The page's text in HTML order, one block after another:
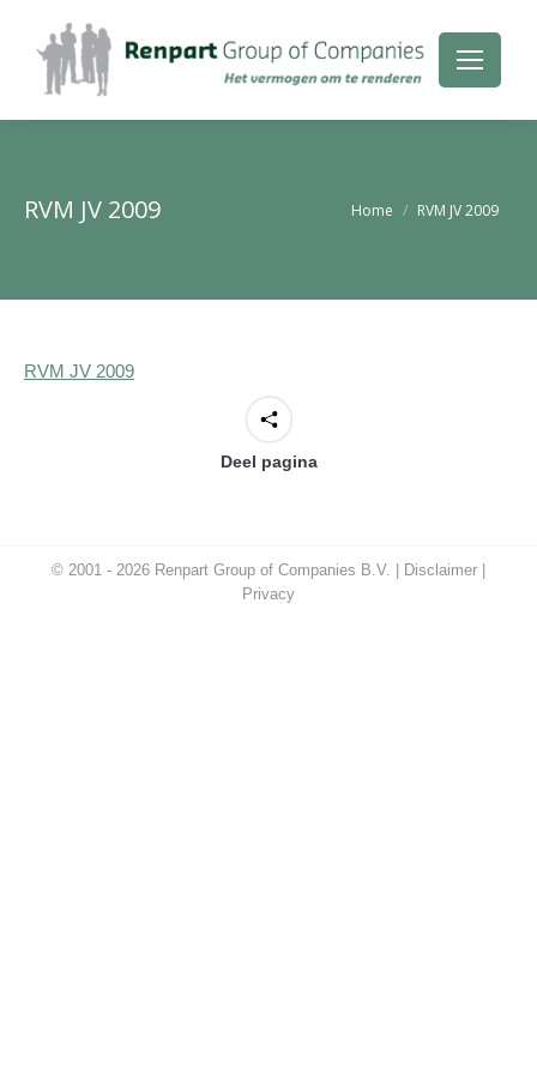
RVM JV 2009 Je bent hier:
Home RVM JV 2009
RVM JV 2009
Deel pagina
© 2001 - 2026 Renpart Group of Companies B.V. | Disclaimer
Privacy